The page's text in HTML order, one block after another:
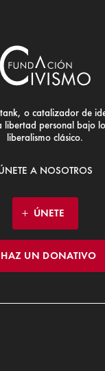
o catalizador de
libertad personal bajo
liberalismo clásico.
A NOSOTROS
ÚNETE
HAZ UN DONATIVO